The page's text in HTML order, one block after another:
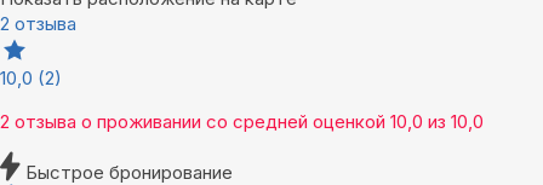
2 отзыва
10,0 (2)
2 отзыва о проживании со средней оценкой 10,0 из 10,0
Быстрое бронирование